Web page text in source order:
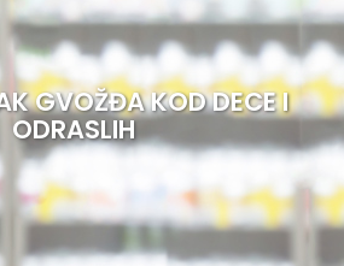
GVOŽĐA KOD DECE I
ODRASLIH